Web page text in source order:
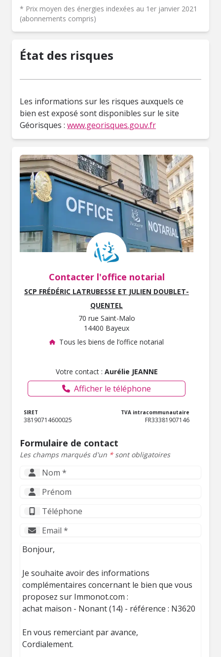
* Prix moyen des énergies indexées au 1er janvier 2021
(abonnements compris)
État des risques
Les informations sur les risques auxquels ce
bien est exposé sont disponibles sur le site
Géorisques : www.georisques.gouv.fr
Contacter l'office notarial
SCP FRÉDÉRIC LATRUBESSE ET JULIEN DOUBLET-
QUENTEL
70 rue Saint-Malo
14400 Bayeux
Tous les biens de l’office notarial
Votre contact : Aurélie JEANNE
Afficher le téléphone
SIRET
38190714600025
TVA intracommunautaire
FR33381907146
Formulaire de contact
Les champs marqués d'un *sont obligatoires